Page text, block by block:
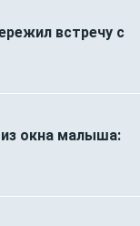
встречу с
окна малыша: